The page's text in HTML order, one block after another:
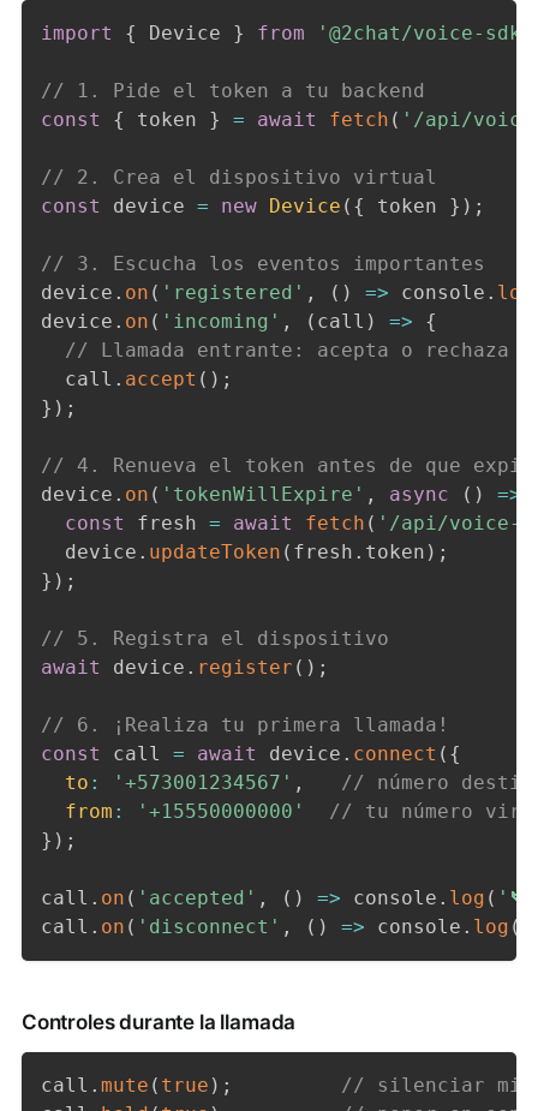
import { Device } from '@2chat/voice-sdk'
// 1. Pide el token a tu backend
const
{ token } = await fetch ( '/api/
// 2. Crea el dispositivo virtual
const
device = new Device ( { token } ) ;
// 3. Escucha los eventos importantes
device . on ( 'registered' , ( ) => console . log
device . on ( 'incoming' , ( call ) =>
{
// Llamada entrante: acepta o rechaza
  call
. accept ( ) ;
} ) ;
// 4. Renueva el token antes de que
device . on ( 'tokenWillExpire' , async ( ) =>
const
fresh = await fetch ( '/api/voice-
  device
. updateToken ( fresh . token ) ;
} ) ;
// 5. Registra el dispositivo
await
device . register ( ) ;
// 6. ¡Realiza tu primera llamada!
const
call = await device . connect ( {
to : '+573001234567' ,
// número
from : '+15550000000'
// tu número
} ) ;
call . on ( 'accepted' , ( ) => console . log ( '📞
call . on ( 'disconnect' , ( ) => console . log (
Controles durante la llamada
call . mute ( true ) ;
// silenciar